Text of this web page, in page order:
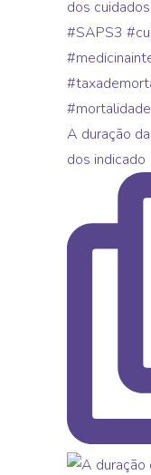
A duração
dos indicado